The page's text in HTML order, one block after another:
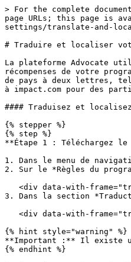
> For the complete
page URLs; this page is
settings/translate-and-
# Traduire et localiser
La plateforme Advocate
récompenses de votre
de pays à deux lettres,
à impact.com pour des
#### Traduisez et
{% stepper %}
{% step %}
**Étape 1 : Téléchargez le
1. Dans le menu de
2. Sur le *Règles du
3. Dans la section
{% hint style="warning" %}
**Important :** Il existe
{% endhint %}